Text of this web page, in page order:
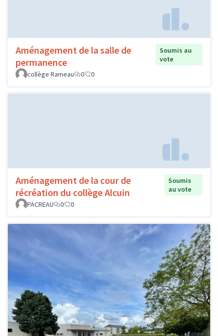
Aménagement de la salle de
permanence
Soumis au
vote
collège Rameau
0 0
Aménagement de la cour de
récréation du collège Alcuin
Soumis
au vote
PACREAU
0 0